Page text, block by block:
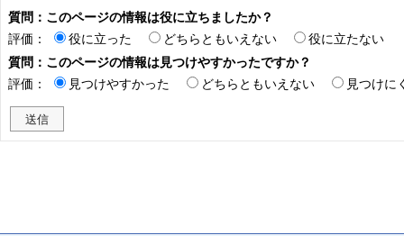
質問：このページの情報は役に立ちましたか？
評価：
役に立った どちらともいえない
役に立たない
質問：このページの情報は見つけやすかったですか？
評価：
見つけやすかった どちらともいえない 見つけに